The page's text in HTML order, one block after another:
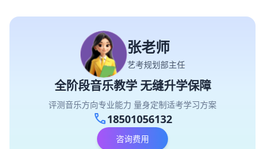
张老师
艺考规划部主任
全阶段音乐教学 无缝升学保障
评测音乐方向专业能力 量身定制适考学习方案
call18501056132
咨询费用